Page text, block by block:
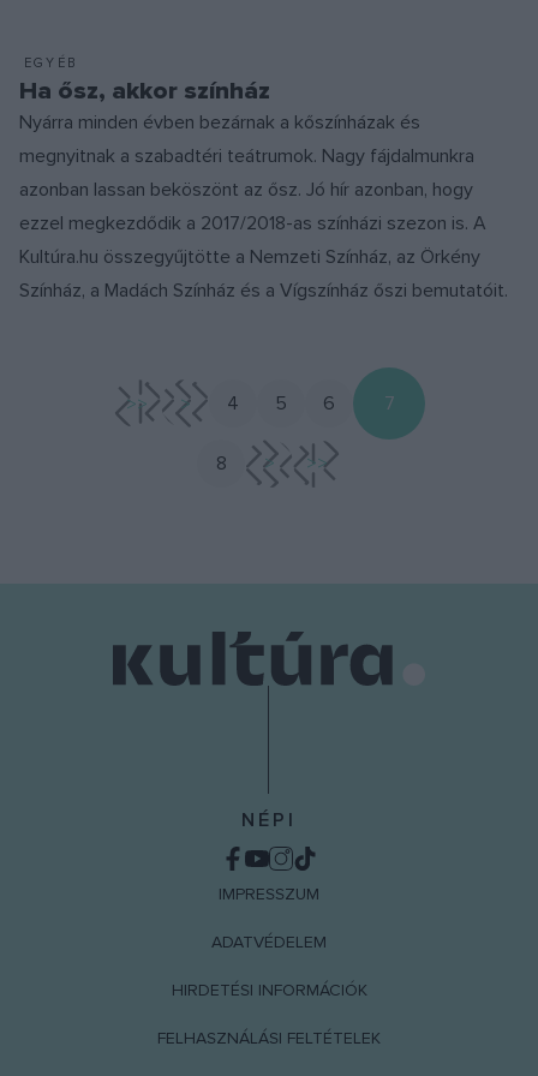
EGYÉB
Ha ősz, akkor színház
Nyárra minden évben bezárnak a kőszínházak és
megnyitnak a szabadtéri teátrumok. Nagy fájdalmunkra
azonban lassan beköszönt az ősz. Jó hír azonban, hogy
ezzel megkezdődik a 2017/2018-as színházi szezon is. A
Kultúra.hu összegyűjtötte a Nemzeti Színház, az Örkény
Színház, a Madách Színház és a Vígszínház őszi bemutatóit.
<< < 4 5 6 7
8 > >>
NÉPI
IMPRESSZUM
ADATVÉDELEM
HIRDETÉSI INFORMÁCIÓK
FELHASZNÁLÁSI FELTÉTELEK